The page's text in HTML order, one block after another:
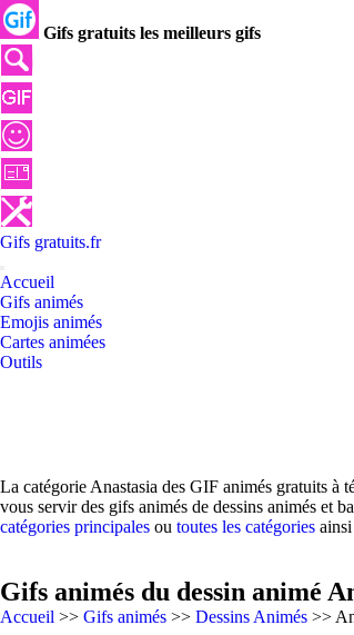
Gifs gratuits les meilleurs gifs
Gifs gratuits.fr
Accueil
Gifs animés
Emojis animés
Cartes animées
Outils
La catégorie Anastasia des GIF animés gratuits à
vous servir des gifs animés de dessins animés et
catégories principales ou toutes les catégories
Gifs animés du dessin animé
Accueil >> Gifs animés >> Dessins Animés >>